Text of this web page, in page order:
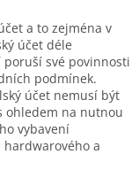
a to zejména v
účet déle
své povinnosti
podmínek.
účet nemusí být
ohledem na nutnou
vybavení
a